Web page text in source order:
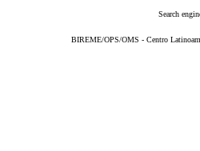
Search
BIREME/OPS/OMS - Centro